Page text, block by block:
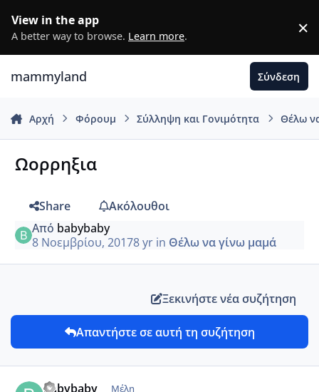
View in the app
A better way to browse. Learn more. ×
mammyland Σύνδεση
Αρχή Φόρουμ Σύλληψη και Γονιμότητα Θέλω
Ωορρηξια
Share
Ακόλουθοι
Από babybaby
8 Νοεμβρίου, 20178 yrin Θέλω να γίνω μαμά
Ξεκινήστε νέα συζήτηση
Απαντήστε σε αυτή τη συζήτηση
babybaby Μέλη